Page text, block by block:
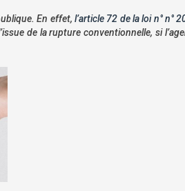
En effet,l’article 72 de la loi n° n°
de la rupture conventionnelle, si